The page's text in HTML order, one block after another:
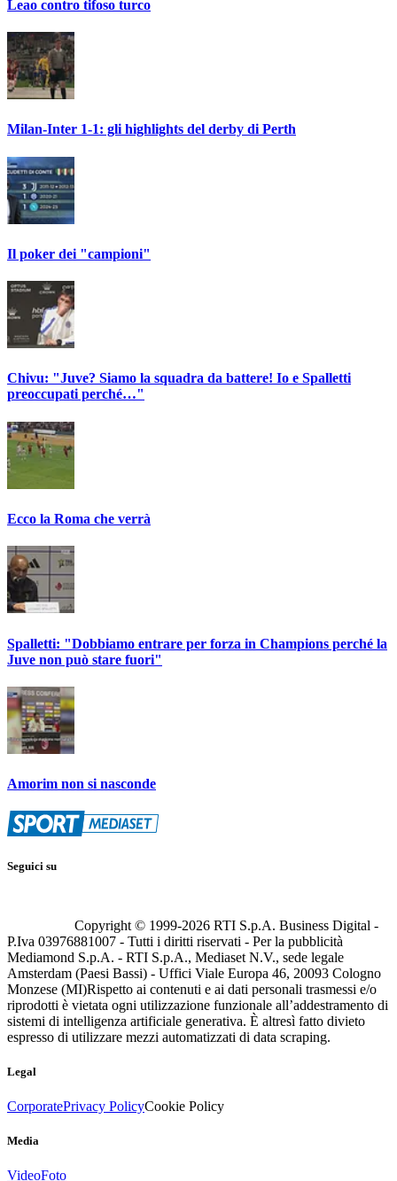
Leao contro tifoso turco
Milan-Inter 1-1: gli highlights del derby di Perth
Il poker dei "campioni"
Chivu: "Juve? Siamo la squadra da battere! Io e Spalletti
preoccupati perché…"
Ecco la Roma che verrà
Spalletti: "Dobbiamo entrare per forza in Champions perché la
Juve non può stare fuori"
Amorim non si nasconde
Seguici su
Copyright © 1999-2026 RTI S.p.A. Business Digital -
P.Iva 03976881007 - Tutti i diritti riservati - Per la pubblicità
Mediamond S.p.A. - RTI S.p.A., Mediaset N.V., sede legale
Amsterdam (Paesi Bassi) - Uffici Viale Europa 46, 20093 Cologno
Monzese (MI)Rispetto ai contenuti e ai dati personali trasmessi e/o
riprodotti è vietata ogni utilizzazione funzionale all’addestramento di
sistemi di intelligenza artificiale generativa. È altresì fatto divieto
espresso di utilizzare mezzi automatizzati di data scraping.
Legal
CorporatePrivacy PolicyCookie Policy
Media
VideoFoto